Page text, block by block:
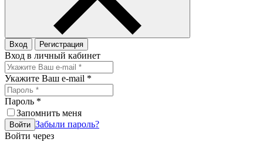
Вход Регистрация
Вход в личный кабинет
Укажите Ваш e-mail *
Пароль *
Запомнить меня
Войти Забыли пароль?
Войти через